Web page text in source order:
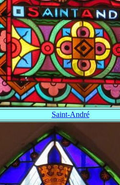
Saint-André